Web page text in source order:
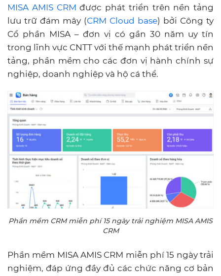
MISA AMIS CRM được phát triển trên nền tảng
lưu trữ đám mây (CRM Cloud base) bởi Công ty
Cổ phần MISA – đơn vị có gần 30 năm uy tín
trong lĩnh vực CNTT với thế mạnh phát triển nền
tảng, phần mềm cho các đơn vị hành chính sự
nghiệp, doanh nghiệp và hộ cá thể.
Phần mềm CRM miễn phí 15 ngày trải nghiệm MISA AMIS
CRM
Phần mềm MISA AMIS CRM miễn phí 15 ngày trải
nghiệm, đáp ứng đầy đủ các chức năng cơ bản